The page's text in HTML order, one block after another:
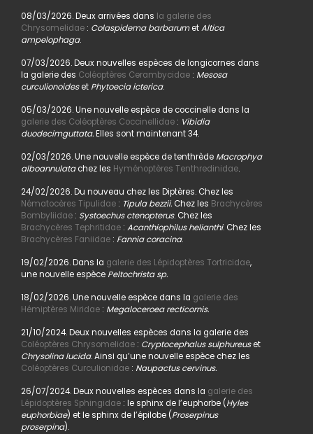
08/03/2026. Deux arrivées dans la galerie des
Chrysomelidae: Colaspidema barbarumetAltica
ampelophaga.
07/03/2026. Deux nouvelles espèces de longicornes dans
la galerie des Coléoptères Cerambycidae: Mesosa
curculionoideset Phytoecia icterica.
05/03/2026. Une nouvelle espèce de coccinelle dans la
galerie des Coléoptères Coccinellidae: Vibidia
duodecimguttata.Elles sont maintenant 34.
02/03/2026. Une nouvelle espèce de tenthrède Macrophya
alboannulatachez les Hyménoptères Tenthredinidae.
24/02/2026. Du nouveau chez les Diptères. Chez les
Nématocères Tipulidae: Tipula bezzii. Chez les Brachycères
Bombyliidae: Systoechus ctenopterus. Chez les
Brachycères Tephritidae: Acanthiophilus helianthi. Chez les
Brachycères Faniidae: Fannia coracina.
19/02/2026. Dans la galerie des Lépidoptères Tortricidae,
une nouvelle espèce Peltochrista sp.
18/02/2026. Une nouvelle espèce dans la galerie des
Hémiptères Miridae: Megaloceroea recticornis.
21/10/2024. Deux nouvelles espèces dans la galerie des
Coléoptères Chrysomelidae: Cryptocephalus sulphureuset
Chrysolina lucida. Ainsi qu’une nouvelle espèce chez les
Coléoptères Curculionidae : Naupactus cervinus.
26/07/2024. Deux nouvelles espèces dans la galerie des
Lépidoptères Sphingidae: le sphinx de l’euphorbe (Hyles
euphorbiae) et le sphinx de l’épilobe (Proserpinus
proserpina).